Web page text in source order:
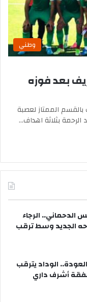
وطني
بعد فوزه
الممتاز لعصبة
الرحمة بثلاثة اهداف…
الدحماني.. الرجاء
الجديد وسط ترقب
الوداد يترقب
أشرف داري